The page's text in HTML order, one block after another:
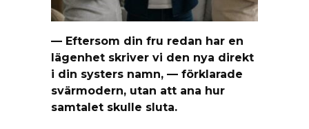
— Eftersom din fru redan har en
lägenhet skriver vi den nya direkt
i din systers namn, — förklarade
svärmodern, utan att ana hur
samtalet skulle sluta.